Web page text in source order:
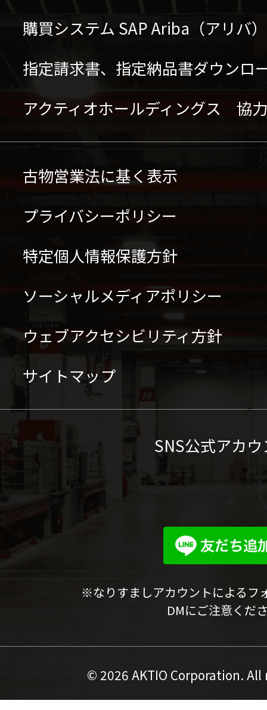
購買システム SAP Ariba（アリバ
指定請求書、指定納品書ダウンロ
アクティオホールディングス 協
古物営業法に基く表示
プライバシーポリシー
特定個人情報保護方針
ソーシャルメディアポリシー
ウェブアクセシビリティ方針
サイトマップ
SNS公式アカ
※なりすましアカウントによるフ
DMにご注意くだ
© 2026 AKTIO Corporation.